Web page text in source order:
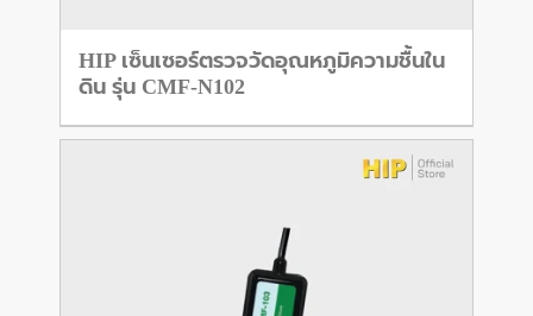
HIP เซ็นเซอร์ตรวจวัดอุณหภูมิความชื้นใน
ดิน รุ่น CMF-N102